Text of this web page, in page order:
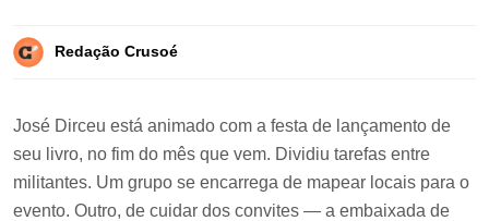
Redação Crusoé
José Dirceu está animado com a festa de lançamento de
seu livro, no fim do mês que vem. Dividiu tarefas entre
militantes. Um grupo se encarrega de mapear locais para o
evento. Outro, de cuidar dos convites — a embaixada de